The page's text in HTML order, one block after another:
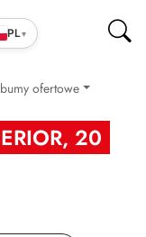
PL▾
ofertowe
Teczki
Koperty
20